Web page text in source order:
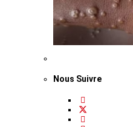
Nous Suivre